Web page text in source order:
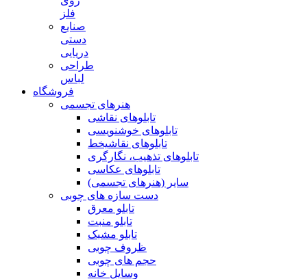
فلز
صنایع
دستی
دریایی
طراحی
لباس
فروشگاه
هنرهای تجسمی
تابلوهای نقاشی
تابلوهای خوشنویسی
تابلوهای نقاشیخط
تابلوهای تذهیب، نگارگری
تابلوهای عکاسی
سایر (هنرهای تجسمی)
دست سازه های چوبی
تابلو معرق
تابلو منبت
تابلو مشبک
ظروف چوبی
حجم های چوبی
وسایل خانه